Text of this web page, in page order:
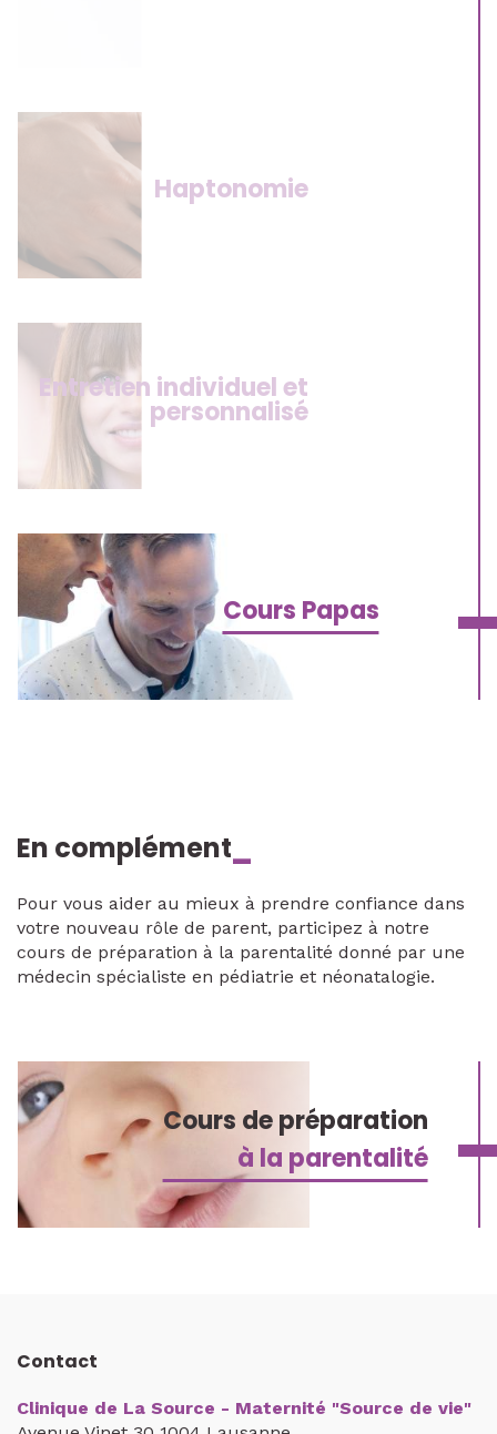
Haptonomie
Entretien individuel et
personnalisé
Cours Papas
En complément
Pour vous aider au mieux à prendre confiance dans
votre nouveau rôle de parent, participez à notre
cours de préparation à la parentalité donné par une
médecin spécialiste en pédiatrie et néonatalogie.
Cours de préparation
à la parentalité
Contact
Clinique de La Source - Maternité "Source de vie"